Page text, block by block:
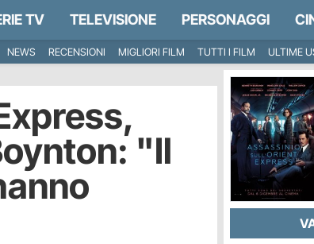
TV TELEVISIONE PERSONAGGI
NEWS RECENSIONI MIGLIORI FILM TUTTI I FILM ULTIME
"Il